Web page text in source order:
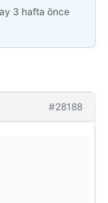
3 hafta önce
#28188